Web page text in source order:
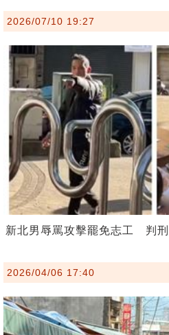
2026/07/10 19:27
新北男辱罵攻擊罷免志工 判
2026/04/06 17:40